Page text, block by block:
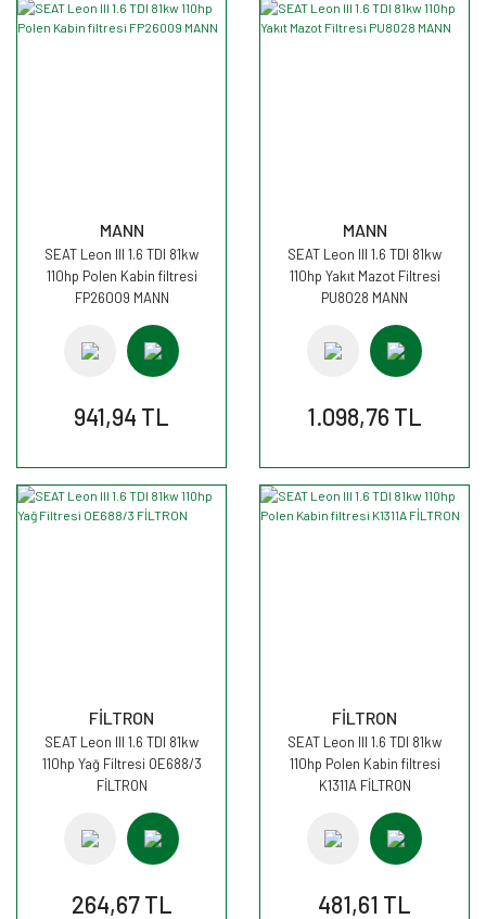
MANN
SEAT Leon III 1.6 TDI 81kw
110hp Polen Kabin filtresi
FP26009 MANN
941,94 TL
MANN
SEAT Leon III 1.6 TDI 81kw
110hp Yakıt Mazot Filtresi
PU8028 MANN
1.098,76 TL
FİLTRON
SEAT Leon III 1.6 TDI 81kw
110hp Yağ Filtresi OE688/3
FİLTRON
264,67 TL
FİLTRON
SEAT Leon III 1.6 TDI 81kw
110hp Polen Kabin filtresi
K1311A FİLTRON
481,61 TL